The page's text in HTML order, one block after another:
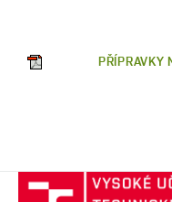
PŘÍPRAVKY